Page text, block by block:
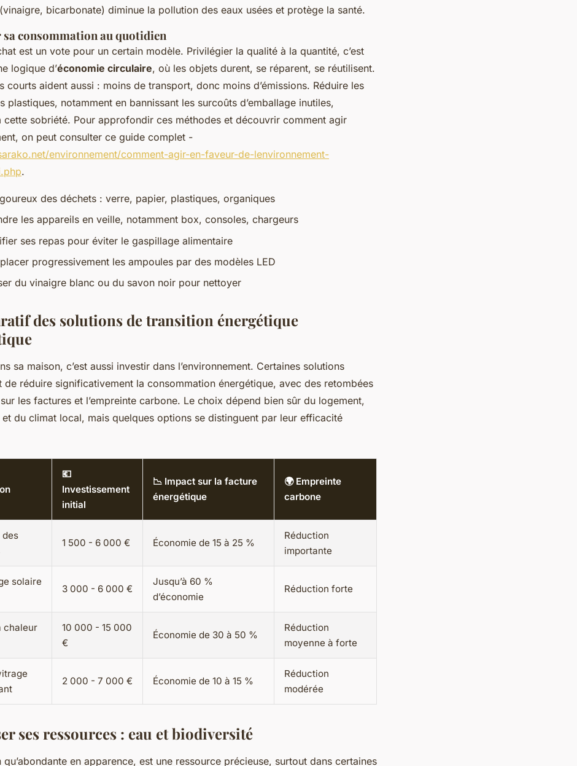
bicarbonate) diminue la pollution des eaux usées et protège la santé.
sa consommation au quotidien
est un vote pour un certain modèle. Privilégier la qualité à la quantité, c’est
logique d’économie circulaire, où les objets durent, se réparent, se réutilisent.
courts aident aussi : moins de transport, donc moins d’émissions. Réduire les
plastiques, notamment en bannissant les surcoûts d’emballage inutiles,
cette sobriété. Pour approfondir ces méthodes et découvrir comment agir
on peut consulter ce guide complet -
environnement/comment-agir-en-faveur-de-lenvironnement-
.
des déchets : verre, papier, plastiques, organiques
les appareils en veille, notamment box, consoles, chargeurs
ses repas pour éviter le gaspillage alimentaire
progressivement les ampoules par des modèles LED
du vinaigre blanc ou du savon noir pour nettoyer
des solutions de transition énergétique
sa maison, c’est aussi investir dans l’environnement. Certaines solutions
de réduire significativement la consommation énergétique, avec des retombées
les factures et l’empreinte carbone. Le choix dépend bien sûr du logement,
du climat local, mais quelques options se distinguent par leur efficacité
💶
Investissement
initial
📉 Impact sur la facture
énergétique
🌍 Empreinte
carbone
des
1 500 - 6 000 € Économie de 15 à 25 %
Réduction
importante
solaire
3 000 - 6 000 €
Jusqu’à 60 %
d’économie
Réduction forte
chaleur
10 000 - 15 000
€
Économie de 30 à 50 %
Réduction
moyenne à forte
2 000 - 7 000 € Économie de 10 à 15 %
Réduction
modérée
ses ressources : eau et biodiversité
qu’abondante en apparence, est une ressource précieuse, surtout dans certaines